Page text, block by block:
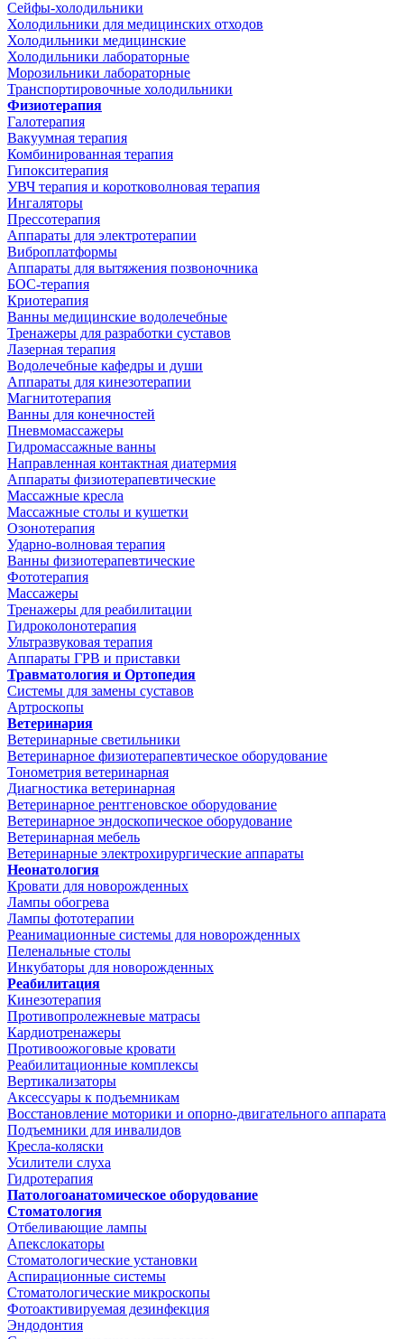
Сейфы-холодильники
Холодильники для медицинских отходов
Холодильники медицинские
Холодильники лабораторные
Морозильники лабораторные
Транспортировочные холодильники
Физиотерапия
Галотерапия
Вакуумная терапия
Комбинированная терапия
Гипокситерапия
УВЧ терапия и коротковолновая терапия
Ингаляторы
Прессотерапия
Аппараты для электротерапии
Виброплатформы
Аппараты для вытяжения позвоночника
БОС-терапия
Криотерапия
Ванны медицинские водолечебные
Тренажеры для разработки суставов
Лазерная терапия
Водолечебные кафедры и души
Аппараты для кинезотерапии
Магнитотерапия
Ванны для конечностей
Пневмомассажеры
Гидромассажные ванны
Направленная контактная диатермия
Аппараты физиотерапевтические
Массажные кресла
Массажные столы и кушетки
Озонотерапия
Ударно-волновая терапия
Ванны физиотерапевтические
Фототерапия
Массажеры
Тренажеры для реабилитации
Гидроколонотерапия
Ультразвуковая терапия
Аппараты ГРВ и приставки
Травматология и Ортопедия
Системы для замены суставов
Артроскопы
Ветеринария
Ветеринарные светильники
Ветеринарное физиотерапевтическое оборудование
Тонометрия ветеринарная
Диагностика ветеринарная
Ветеринарное рентгеновское оборудование
Ветеринарное эндоскопическое оборудование
Ветеринарная мебель
Ветеринарные электрохирургические аппараты
Неонатология
Кровати для новорожденных
Лампы обогрева
Лампы фототерапии
Реанимационные системы для новорожденных
Пеленальные столы
Инкубаторы для новорожденных
Реабилитация
Кинезотерапия
Противопролежневые матрасы
Кардиотренажеры
Противоожоговые кровати
Реабилитационные комплексы
Вертикализаторы
Аксессуары к подъемникам
Восстановление моторики и опорно-двигательного аппарата
Подъемники для инвалидов
Кресла-коляски
Усилители слуха
Гидротерапия
Патологоанатомическое оборудование
Стоматология
Отбеливающие лампы
Апекслокаторы
Стоматологические установки
Аспирационные системы
Стоматологические микроскопы
Фотоактивируемая дезинфекция
Эндодонтия